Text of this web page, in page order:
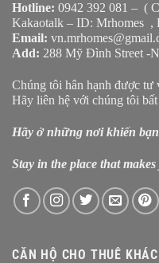
Hotline: 0942 392 081 – (
Kakaotalk – ID: Mrhomes
Email:
Add: 288 Mỹ Đình Street -
Chúng tôi hân hạnh được tư
Hãy liên hệ với chúng tôi
Hãy ở những nơi khiến
Stay in the place that
CĂN HỘ CHO THUÊ KHÁC